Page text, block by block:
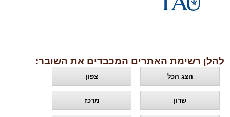
להלן רשימת האתרים המכבדים את השובר:
הצג הכל צפון
שרון מרכז